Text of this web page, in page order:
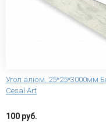
Угол алюм. 25*25*3000мм
Cesal Art
100 руб.